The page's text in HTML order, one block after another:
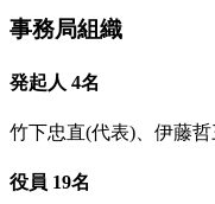
事務局組織
発起人 4名
竹下忠直(代表)、伊藤
役員 19名